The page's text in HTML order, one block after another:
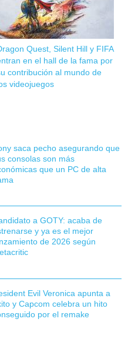
Quest, Silent Hill y FIFA
en el hall de la fama por
contribución al mundo de
videojuegos
saca pecho asegurando que
consolas son más
que un PC de alta
a GOTY: acaba de
y ya es el mejor
de 2026 según
Evil Veronica apunta a
y Capcom celebra un hito
por el remake